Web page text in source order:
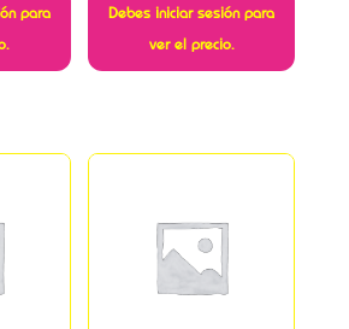
para
Debes iniciar sesión para
ver el precio.